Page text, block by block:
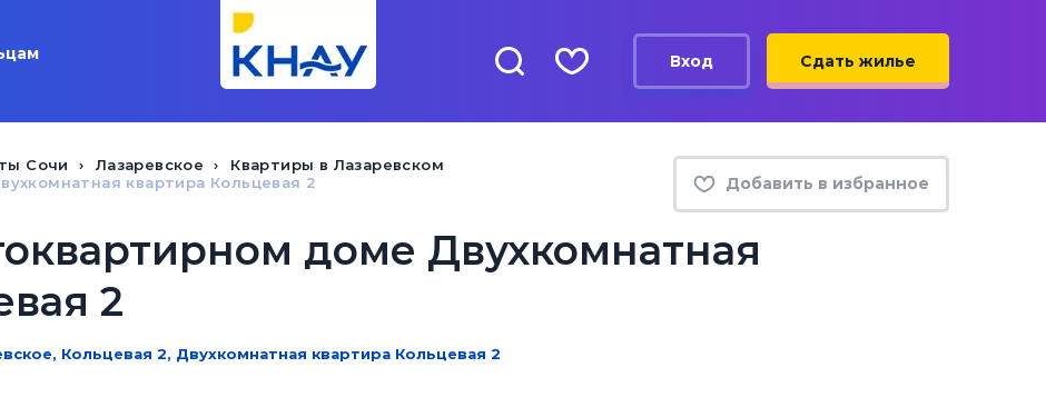
Вход Сдать жилье
Сочи Лазаревское
Квартиры в Лазаревском
квартира Кольцевая 2
Добавить в избранное
доме Двухкомнатная
2
Кольцевая 2, Двухкомнатная квартира Кольцевая 2